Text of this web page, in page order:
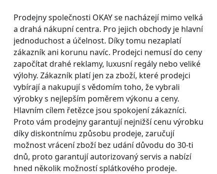
Prodejny společnosti OKAY se nacházejí mimo velká
a drahá nákupní centra. Pro jejich obchody je hlavní
jednoduchost a účelnost. Díky tomu nezaplatí
zákazník ani korunu navíc. Prodejci nemusí do ceny
započítat drahé reklamy, luxusní regály nebo veliké
výlohy. Zákazník platí jen za zboží, které prodejci
vybírají a nakupují s vědomím toho, že vybrali
výrobky s nejlepším poměrem výkonu a ceny.
Hlavním cílem řetězce jsou spokojení zákazníci.
Proto vám prodejny garantují nejnižší cenu výrobku
díky diskontnímu způsobu prodeje, zaručují
možnost vrácení zboží bez udání důvodu do 30-ti
dnů, proto garantují autorizovaný servis a nabízí
hned několik možností splátkového prodeje.